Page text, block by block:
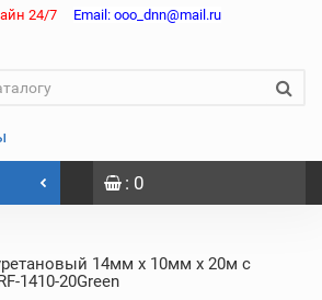
24/7 Email: ooo_dnn@mail.ru
: 0
14мм х 10мм х 20м с
1410-20Green